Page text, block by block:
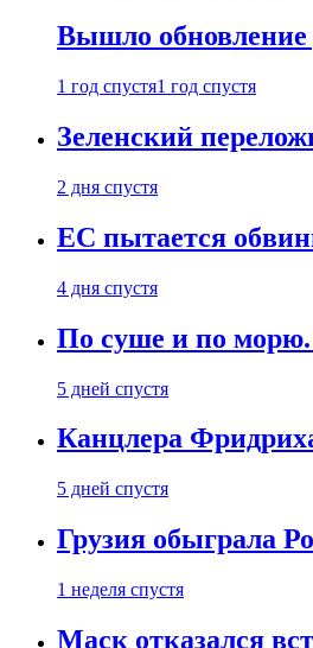
Вышло
1 год спустя1 год спустя
Зеленский
2 дня спустя
ЕС пытается
4 дня спустя
По суше и по морю.
5 дней спустя
Канцлера
5 дней спустя
Грузия обыграла
1 неделя спустя
Маск отказался